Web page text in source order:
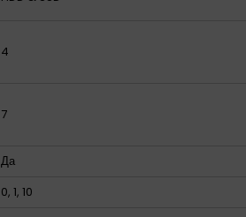
4
7
Да
0, 1, 10